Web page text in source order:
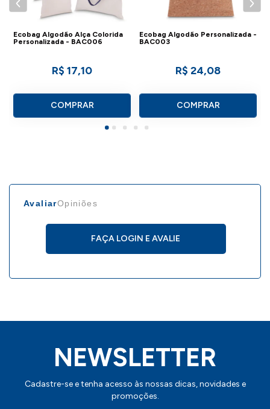
Ecobag Algodão Alça Colorida
Personalizada - BAC006
R$ 17,10
COMPRAR
Ecobag Algodão Personalizada -
BAC003
R$ 24,08
COMPRAR
AvaliarOpiniões
FAÇA LOGIN E AVALIE
NEWSLETTER
Cadastre-se e tenha acesso às nossas dicas, novidades e
promoções.